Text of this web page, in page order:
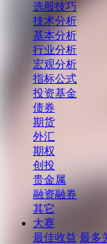
选股技巧
技术分析
基本分析
行业分析
宏观分析
指标公式
投资基金
债券
期货
外汇
期权
创投
贵金属
融资融券
其它
大赛
最佳收益 最多